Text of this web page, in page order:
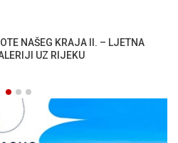
NAŠEG KRAJA II. – LJETNA
UZ RIJEKU